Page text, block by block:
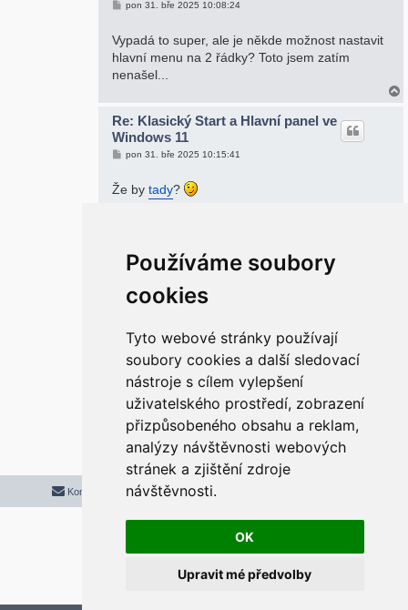
Používáme soubory
cookies
Tyto webové stránky používají
soubory cookies a další sledovací
nástroje s cílem vylepšení
uživatelského prostředí, zobrazení
přizpůsobeného obsahu a reklam,
analýzy návštěvnosti webových
stránek a zjištění zdroje
návštěvnosti.
OK
Upravit mé předvolby
P
s
p
ě
e
pon 31. bře 2025 10:08:24
Vypadá to super, ale je někde možnost nastavit
hlavní menu na 2 řádky? Toto jsem zatím
nenašel...
Re: Klasický Start a Hlavní panel ve
Windows 11
P
s
p
pon 31. bře 2025 10:15:41
Že by tady?
Re: Klasický Start a Hlavní panel ve
Windows 11
p
e
k
pon 31. bře 2025 11:21:45
Odpovědět
5 příspěvků • Stránka
Smazat cookies
Kontaktujte mě/nás
2020 © ASTRA - CZ s.r.o.
® Forum Software © phpBB Limited
Optimized by:phpBB SEO